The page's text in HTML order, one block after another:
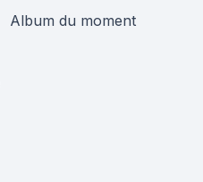
Album du moment